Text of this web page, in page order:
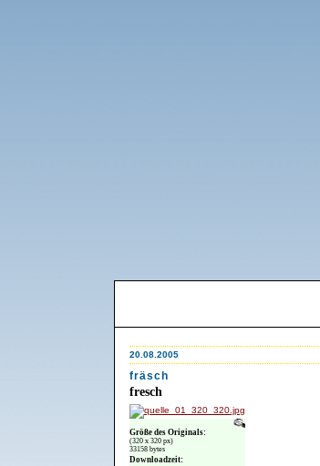
20.08.2005
fräsch
fresch
Größe des Originals:
(320 x 320 px)
33158 bytes
Downloadzeit: